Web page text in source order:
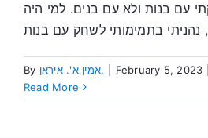
עם בנות ולא עם בנים. למי היה
By אמין א'. איראן. February 5, 2023
Read More